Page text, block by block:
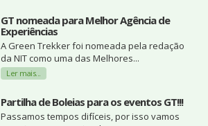
GT nomeada para Melhor Agência de
Experiências
A Green Trekker foi nomeada pela redação
da NIT como uma das Melhores...
Ler mais...
Partilha de Boleias para os eventos GT!!!
Passamos tempos difíceis, por isso vamos